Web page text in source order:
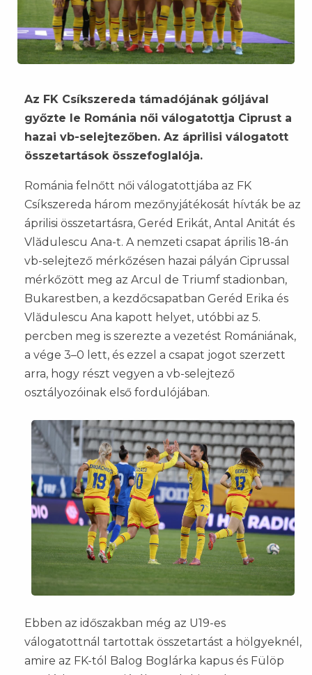
Az FK Csíkszereda támadójának góljával
győzte le Románia női válogatottja Ciprust a
hazai vb-selejtezőben. Az áprilisi válogatott
összetartások összefoglalója.
Románia felnőtt női válogatottjába az FK
Csíkszereda három mezőnyjátékosát hívták be az
áprilisi összetartásra, Geréd Erikát, Antal Anitát és
Vlădulescu Ana-t. A nemzeti csapat április 18-án
vb-selejtező mérkőzésen hazai pályán Ciprussal
mérkőzött meg az Arcul de Triumf stadionban,
Bukarestben, a kezdőcsapatban Geréd Erika és
Vlădulescu Ana kapott helyet, utóbbi az 5.
percben meg is szerezte a vezetést Romániának,
a vége 3–0 lett, és ezzel a csapat jogot szerzett
arra, hogy részt vegyen a vb-selejtező
osztályozóinak első fordulójában.
Ebben az időszakban még az U19-es
válogatottnál tartottak összetartást a hölgyeknél,
amire az FK-tól Balog Boglárka kapus és Fülöp